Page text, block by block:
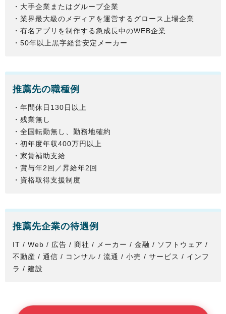
・大手企業またはグループ企業
・業界最大級のメディアを運営するグロース上場企業
・有名アプリを制作する急成長中のWEB企業
・50年以上黒字経営安定メーカー
推薦先の職種例
・年間休日130日以上
・残業無し
・全国転勤無し、勤務地確約
・初年度年収400万円以上
・家賃補助支給
・賞与年2回／昇給年2回
・資格取得支援制度
推薦先企業の待遇例
IT / Web / 広告 / 商社 / メーカー / 金融 / ソフトウェア /
不動産 / 通信 / コンサル / 流通 / 小売 / サービス / インフ
ラ / 建設